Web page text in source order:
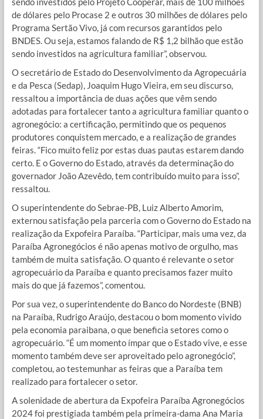
de dólares pelo Procase 2 e outros 30 milhões de dólares pelo
Programa Sertão Vivo, já com recursos garantidos pelo
BNDES. Ou seja, estamos falando de R$ 1,2 bilhão que estão
sendo investidos na agricultura familiar”, observou.
O secretário de Estado do Desenvolvimento da Agropecuária
e da Pesca (Sedap), Joaquim Hugo Vieira, em seu discurso,
ressaltou a importância de duas ações que vêm sendo
adotadas para fortalecer tanto a agricultura familiar quanto o
agronegócio: a certificação, permitindo que os pequenos
produtores conquistem mercado, e a realização de grandes
feiras. “Fico muito feliz por estas duas pautas estarem dando
certo. E o Governo do Estado, através da determinação do
governador João Azevêdo, tem contribuído muito para isso”,
ressaltou.
O superintendente do Sebrae-PB, Luiz Alberto Amorim,
externou satisfação pela parceria com o Governo do Estado na
realização da Expofeira Paraíba. “Participar, mais uma vez, da
Paraíba Agronegócios é não apenas motivo de orgulho, mas
também de muita satisfação. O quanto é relevante o setor
agropecuário da Paraíba e quanto precisamos fazer muito
mais do que já fazemos”, comentou.
Por sua vez, o superintendente do Banco do Nordeste (BNB)
na Paraíba, Rudrigo Araújo, destacou o bom momento vivido
pela economia paraibana, o que beneficia setores como o
agropecuário. “É um momento ímpar que o Estado vive, e esse
momento também deve ser aproveitado pelo agronegócio”,
completou, ao testemunhar as feiras que a Paraíba tem
realizado para fortalecer o setor.
A solenidade de abertura da Expofeira Paraíba Agronegócios
2024 foi prestigiada também pela primeira-dama Ana Maria